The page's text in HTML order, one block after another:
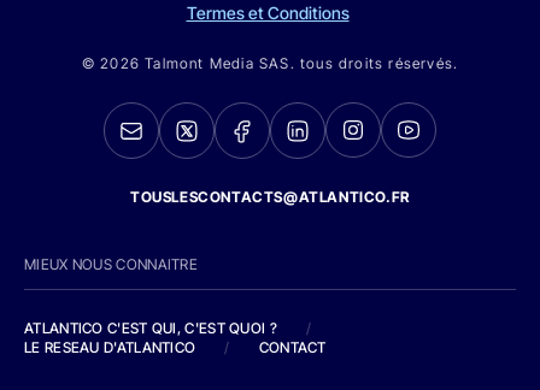
Termes et Conditions
© 2026 Talmont Media SAS. tous droits réservés.
TOUSLESCONTACTS@ATLANTICO.FR
MIEUX NOUS CONNAITRE
ATLANTICO C'EST QUI, C'EST QUOI ?
/
LE RESEAU D'ATLANTICO
/ CONTACT